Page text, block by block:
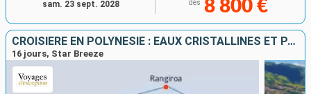
dès 8 800 €
sam. 23 sept. 2028
CROISIÈRE EN POLYNÉSIE : EAUX CRISTALLINES ET PARADIS VERTS
16 jours, Star Breeze